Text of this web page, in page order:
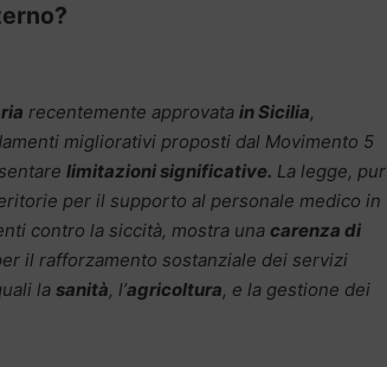
recentemente approvata in Sicilia,
migliorativi proposti dal Movimento 5
limitazioni significative. La legge, pur
per il supporto al personale medico in
contro la siccità, mostra una carenza di
il rafforzamento sostanziale dei servizi
la sanità, l’agricoltura, e la gestione dei